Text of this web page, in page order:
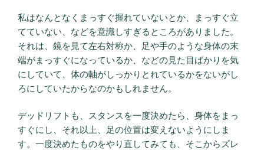
私はなんとなくまっすぐ握れていないとか、まっすぐ立
てていない、などを意識しすぎるところがありました。
それは、鏡を見て左右対称か、足や手のような身体の末
端がまっすぐになっているか、などの見た目ばかりを気
にしていて、体の軸がしっかりとれているかをないがし
ろにしていたからなのかもしれません。
デッドリフトも、スタンスを一度決めたら、身体をまっ
すぐにし、それ以上、足の位置は変えないようにしま
す。一度決めたものをやり直してみても、そこからズレ